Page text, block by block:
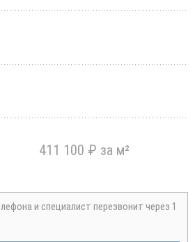
411 100 ₽ за м²
и специалист перезвонит через 1